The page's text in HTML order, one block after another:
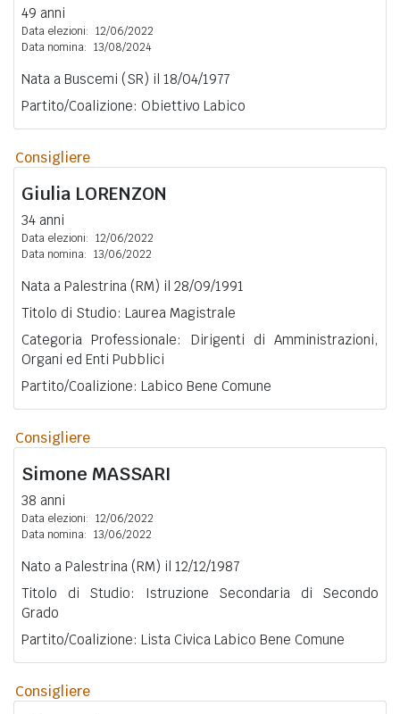
49 anni
Data elezioni: 12/06/2022
Data nomina: 13/08/2024
Nata a Buscemi (SR) il 18/04/1977
Partito/Coalizione: Obiettivo Labico
Consigliere
Giulia LORENZON
34 anni
Data elezioni: 12/06/2022
Data nomina: 13/06/2022
Nata a Palestrina (RM) il 28/09/1991
Titolo di Studio: Laurea Magistrale
Categoria Professionale: Dirigenti di Amministrazioni,
Organi ed Enti Pubblici
Partito/Coalizione: Labico Bene Comune
Consigliere
Simone MASSARI
38 anni
Data elezioni: 12/06/2022
Data nomina: 13/06/2022
Nato a Palestrina (RM) il 12/12/1987
Titolo di Studio: Istruzione Secondaria di Secondo
Grado
Partito/Coalizione: Lista Civica Labico Bene Comune
Consigliere